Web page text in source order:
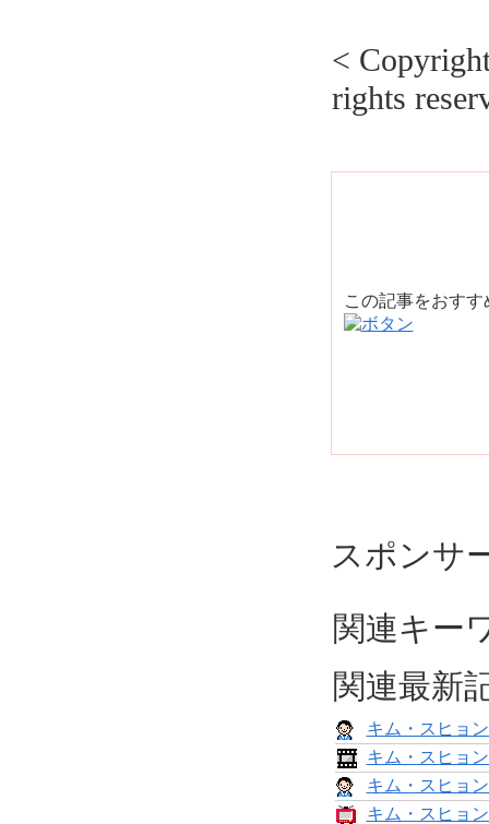
<
rights
この記事をおす
スポンサ
関連キー
関連最新
キム・スヒョ
キム・スヒョ
キム・スヒョ
キム・スヒョ